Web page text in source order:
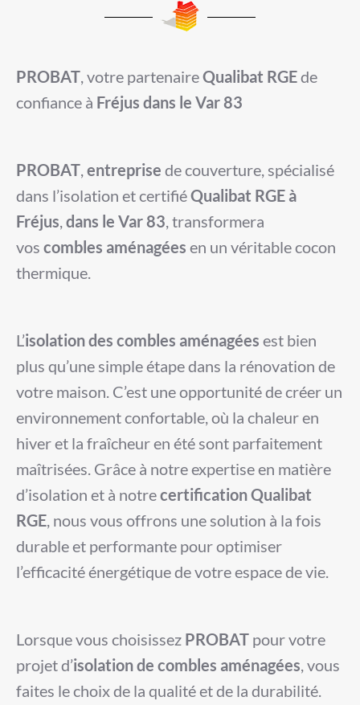
PROBAT , votre partenaireQualibat RGEde
confiance à Fréjus dans le Var 83
PROBAT entreprise de couverture, spécialisé
dans l’isolation et certifiéQualibat RGE à
Fréjus dans le Var 83 , transformera
vos combles aménagées en un véritable cocon
thermique.
L’isolation des combles aménagées est bien
plus qu’une simple étape dans la rénovation de
votre maison. C’est une opportunité de créer un
environnement confortable, où la chaleur en
hiver et la fraîcheur en été sont parfaitement
maîtrisées. Grâce à notre expertise en matière
d’isolation et à notrecertification Qualibat
RGE , nous vous offrons une solution à la fois
durable et performante pour optimiser
l’efficacité énergétique de votre espace de vie.
Lorsque vous choisissez PROBAT pour votre
projet d’isolation de combles aménagées , vous
faites le choix de la qualité et de la durabilité.